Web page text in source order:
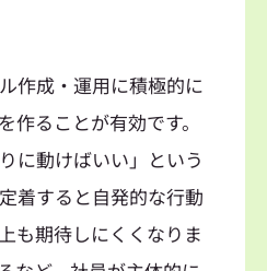
作成・運用に積極的に
作ることが有効です。
に動けばいい」という
着すると自発的な行動
も期待しにくくなりま